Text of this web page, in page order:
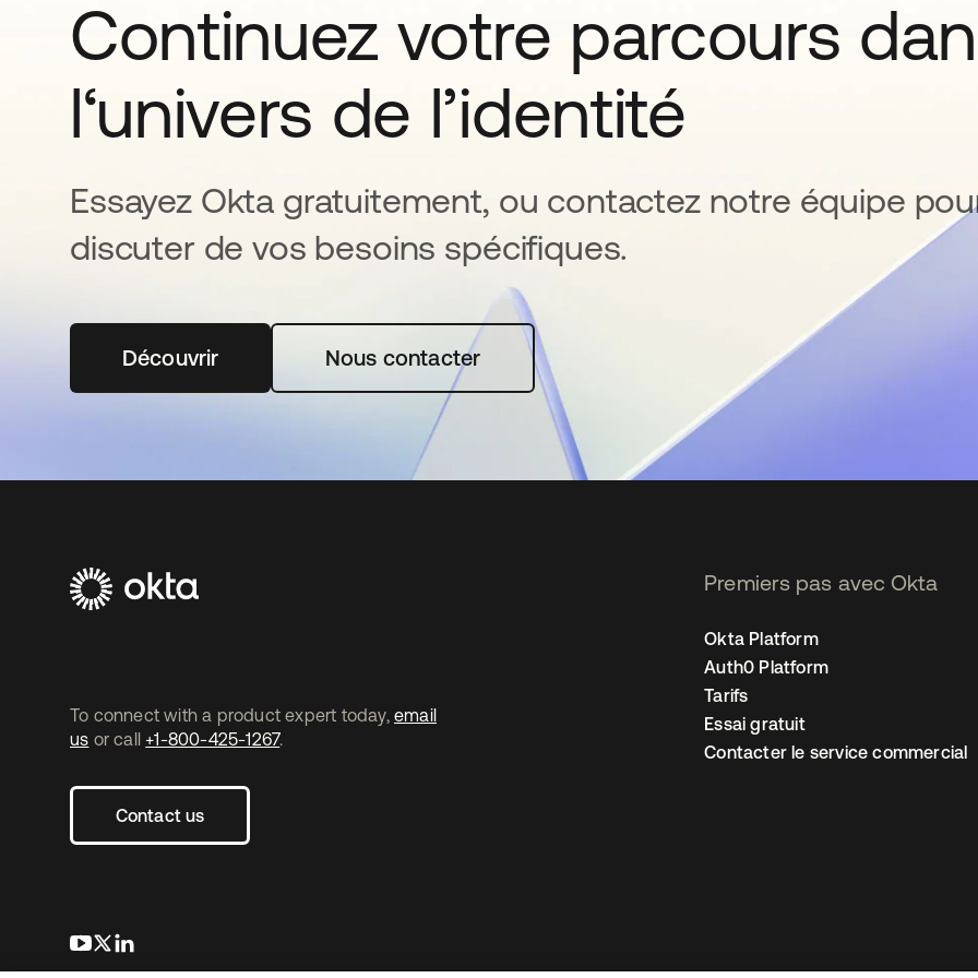
Continuez votre parcours
l‘univers de l’identité
Essayez Okta gratuitement, ou contactez notre équipe
discuter de vos besoins spécifiques.
Découvrirs’ouvre dans un nouvel onglet
Nous contacter
To connect with a product expert today, email
us or call +1-800-425-1267.
Contact us
s’ouvre dans un nouvel onglet
s’ouvre dans un nouvel onglet
Premiers pas avec Okta
Okta Platform
Auth0 Platform
Tarifs
Essai gratuit
Contacter le service commercial